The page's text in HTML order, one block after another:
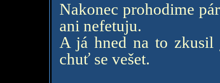
Nakonec prohodime
ani nefetuju.
A já hned na to zkusil
chuť se vešet.